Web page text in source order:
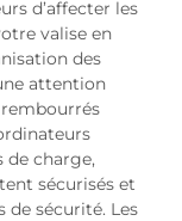
d’affecter les
valise en
des
attention
de charge,
sécurisés et
de sécurité. Les